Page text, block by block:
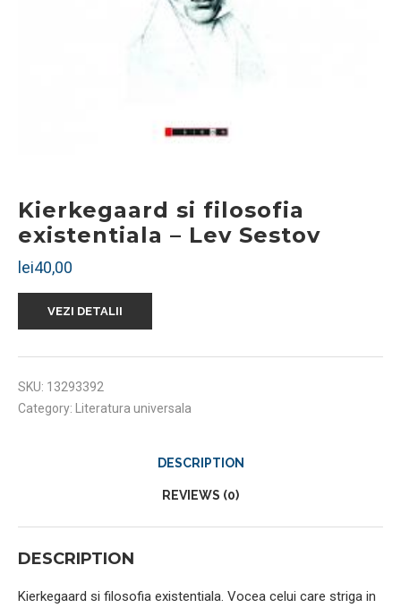
Kierkegaard si filosofia
existentiala – Lev Sestov
lei40,00
VEZI DETALII
SKU: 13293392
Category:
Literatura universala
DESCRIPTION
REVIEWS (0)
DESCRIPTION
Kierkegaard si filosofia existentiala. Vocea celui care striga in